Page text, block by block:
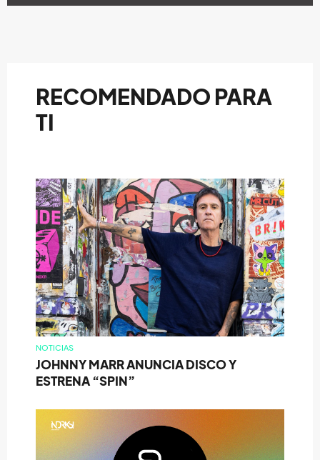
RECOMENDADO PARA
TI
NOTICIAS
JOHNNY MARR ANUNCIA DISCO Y
ESTRENA “SPIN”